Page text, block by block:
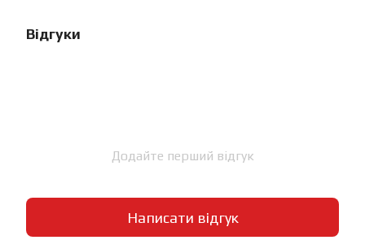
Відгуки
Додайте перший відгук
Написати відгук